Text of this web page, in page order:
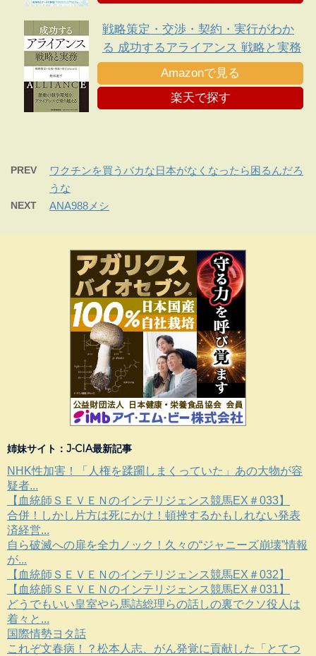
戦略策定・交渉・契約・実行がわか
る 成功するアライアンス 戦略と実務
Amazonで見る
楽天で探す
PREV
ワクチンを買うバカな日本がなくなったら困るんだろ
うな
NEXT ANA988メシ
姉妹サイト：J-CIA最新記事
NHK性加害！「人権を蹂躙しまくっていた」あの大物が容
疑者...
【血統師ＳＥＶＥＮのインテリジェンス競馬EX＃033】
合併！しかし片方は死にかけ！頓挫するかもしれない発表
済経営...
自ら破滅への扉を全力ノック！久々の“ジャニーズ崩壊”情報
が...
【血統師ＳＥＶＥＮのインテリジェンス競馬EX＃032】
【血統師ＳＥＶＥＮのインテリジェンス競馬EX＃031】
どうでもいい皇室やら馬詰総理らの話しの裏でクソ役人は
着々と...
国際情勢ヨタ話
これぞ文春病！？松本人志、がん発覚に貢献した「とてつ